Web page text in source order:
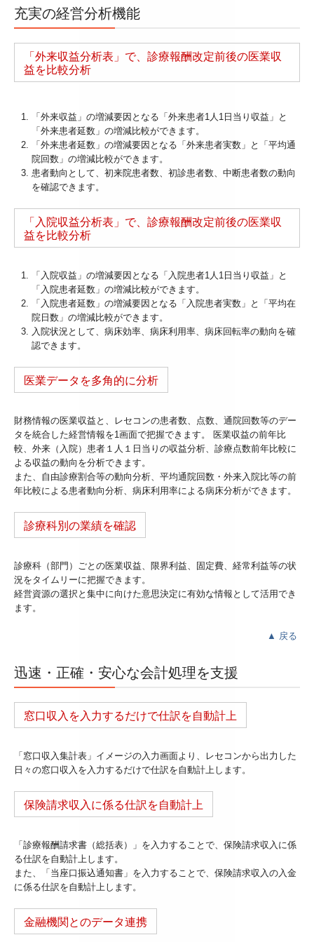
充実の経営分析機能
「外来収益分析表」で、診療報酬改定前後の医業収
益を比較分析
「外来収益」の増減要因となる「外来患者1人1日当り収益」と
「外来患者延数」の増減比較ができます。
「外来患者延数」の増減要因となる「外来患者実数」と「平均通
院回数」の増減比較ができます。
患者動向として、初来院患者数、初診患者数、中断患者数の動向
を確認できます。
「入院収益分析表」で、診療報酬改定前後の医業収
益を比較分析
「入院収益」の増減要因となる「入院患者1人1日当り収益」と
「入院患者延数」の増減比較ができます。
「入院患者延数」の増減要因となる「入院患者実数」と「平均在
院日数」の増減比較ができます。
入院状況として、病床効率、病床利用率、病床回転率の動向を確
認できます。
医業データを多角的に分析
財務情報の医業収益と、レセコンの患者数、点数、通院回数等のデー
タを統合した経営情報を1画面で把握できます。 医業収益の前年比
較、外来（入院）患者１人１日当りの収益分析、診療点数前年比較に
よる収益の動向を分析できます。
また、自由診療割合等の動向分析、平均通院回数・外来入院比等の前
年比較による患者動向分析、病床利用率による病床分析ができます。
診療科別の業績を確認
診療科（部門）ごとの医業収益、限界利益、固定費、経常利益等の状
況をタイムリーに把握できます。
経営資源の選択と集中に向けた意思決定に有効な情報として活用でき
ます。
▲ 戻る
迅速・正確・安心な会計処理を支援
窓口収入を入力するだけで仕訳を自動計上
「窓口収入集計表」イメージの入力画面より、レセコンから出力した
日々の窓口収入を入力するだけで仕訳を自動計上します。
保険請求収入に係る仕訳を自動計上
「診療報酬請求書（総括表）」を入力することで、保険請求収入に係
る仕訳を自動計上します。
また、「当座口振込通知書」を入力することで、保険請求収入の入金
に係る仕訳を自動計上します。
金融機関とのデータ連携